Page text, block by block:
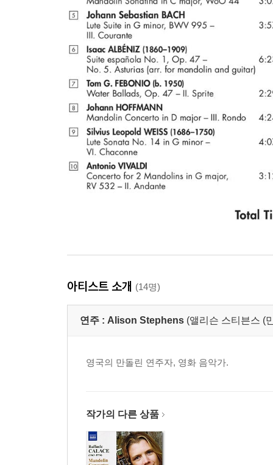
아티스트 소개 (14명)
연주 : Alison Stephens (앨리슨 스티븐스 (
영국의 만돌린 연주자, 영화 음악가.
작가의 다른 상품